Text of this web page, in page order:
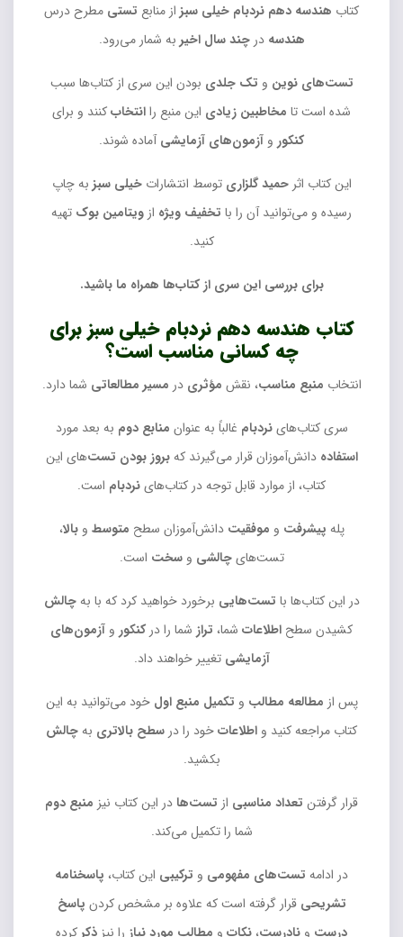
کتاب هندسه دهم نردبام خیلی سبز از منابع تستی مطرح درس
هندسه درچند سال اخیر به شمار می‌رود.
تست‌های نوین و تک جلدی بودن این سری از کتاب‌ها سبب
شده است تا مخاطبین زیادی این منبع راانتخابکنند و برای
کنکور و آزمون‌های آزمایشیآماده شوند.
این کتاب اثرحمید گلزاری توسط انتشاراتخیلی سبز به چاپ
رسیده و می‌توانید آن را با تخفیف ویژه از ویتامین بوک تهیه
کنید.
برای بررسی این سری از کتاب‌ها همراه ما باشید.
کتاب هندسه دهم نردبام خیلی سبزبرای
چه کسانی مناسب است؟
انتخاب منبع مناسب، نقش مؤثری در مسیر مطالعاتی شما دارد.
سری کتاب‌هاینردبام غالباً به عنوان منابع دوم به بعد مورد
استفاده دانش‌آموزان قرار می‌گیرند کهبروز بودن تست‌های این
کتاب، از موارد قابل توجه در کتاب‎‌های
نردبام است.
پله پیشرفت و موفقیت دانش‌آموزان سطح متوسط وبالا،
تست‌هایچالشی وسخت است.
در این ‌کتاب‌ها با تست‌هایی برخورد خواهید کرد که با بهچالش
کشیدن سطح اطلاعات شما، تراز شما را درکنکور و آزمون‌های
آزمایشی تغییر خواهند داد.
پس از مطالعه مطالب و تکمیل منبع اول خود می‌توانید به این
کتاب مراجعه کنید و اطلاعاتخود را در سطح بالاتری بهچالش
بکشید.
قرار گرفتن تعداد مناسبی از تست‌ها در این کتاب نیز منبع دوم
شما را تکمیل می‌کند.
در ادامه تست‌های مفهومی و ترکیبی این کتاب، پاسخنامه
تشریحی قرار گرفته است که علاوه بر مشخص کردن پاسخ
درست و نادرست، نکات و مطالب مورد نیاز را نیز ذکر کرده